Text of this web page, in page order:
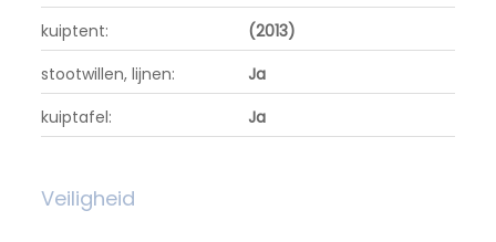
kuiptent:
(2013)
stootwillen, lijnen:
Ja
kuiptafel:
Ja
Veiligheid